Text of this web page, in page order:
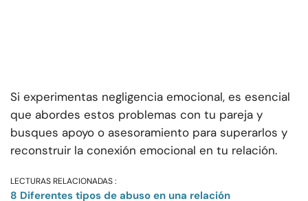
Si experimentas negligencia emocional, es esencial
que abordes estos problemas con tu pareja y
busques apoyo o asesoramiento para superarlos y
reconstruir la conexión emocional en tu relación.
LECTURAS RELACIONADAS :
8 Diferentes tipos de abuso en una relación